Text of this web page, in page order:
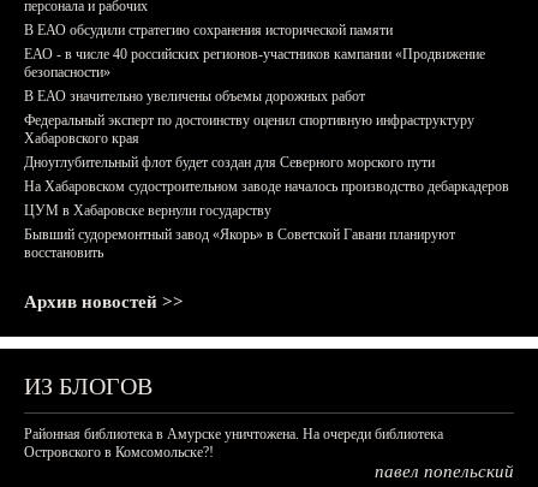
персонала и рабочих
В ЕАО обсудили стратегию сохранения исторической памяти
ЕАО - в числе 40 российских регионов-участников кампании «Продвижение
безопасности»
В ЕАО значительно увеличены объемы дорожных работ
Федеральный эксперт по достоинству оценил спортивную инфраструктуру
Хабаровского края
Дноуглубительный флот будет создан для Северного морского пути
На Хабаровском судостроительном заводе началось производство дебаркадеров
ЦУМ в Хабаровске вернули государству
Бывший судоремонтный завод «Якорь» в Советской Гавани планируют
восстановить
Архив новостей >>
ИЗ БЛОГОВ
Районная библиотека в Амурске уничтожена. На очереди библиотека
Островского в Комсомольске?!
павел попельский